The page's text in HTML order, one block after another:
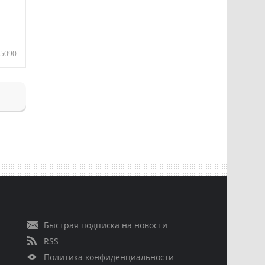
5090
Быстрая подписка на новости
RSS
Политика конфиденциальности